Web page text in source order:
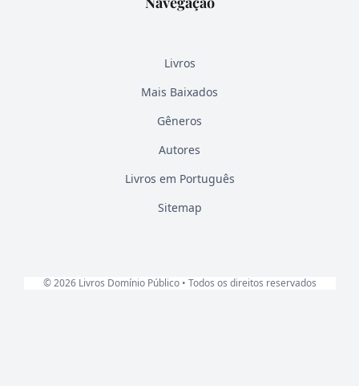
Livros
Mais Baixados
Gêneros
Autores
Livros em Português
Sitemap
© 2026 Livros Domínio Público • Todos os direitos reservados